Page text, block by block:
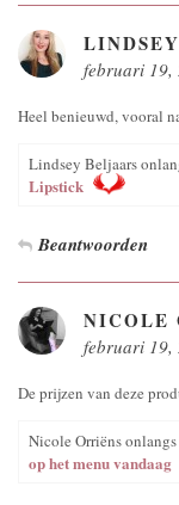
februari 19,
Heel benieuwd, vooral
Lindsey Beljaars
Lipstick
Beantwoorden
NICOLE
februari 19,
De prijzen van deze
Nicole Orriëns
op het menu vandaag